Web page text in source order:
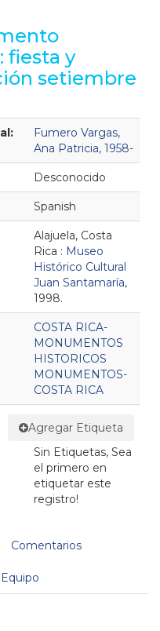
fiesta y
setiembre
Fumero Vargas,
Ana Patricia, 1958-
Desconocido
Spanish
Alajuela, Costa
Rica : Museo
Histórico Cultural
Juan Santamaría,
1998.
COSTA RICA-
MONUMENTOS
HISTORICOS
MONUMENTOS-
COSTA RICA
Agregar Etiqueta
Sin Etiquetas, Sea
el primero en
etiquetar este
registro!
Comentarios